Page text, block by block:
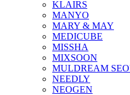
KLAIRS
MANYO
MARY & MAY
MEDICUBE
MISSHA
MIXSOON
MULDREAM
NEEDLY
NEOGEN